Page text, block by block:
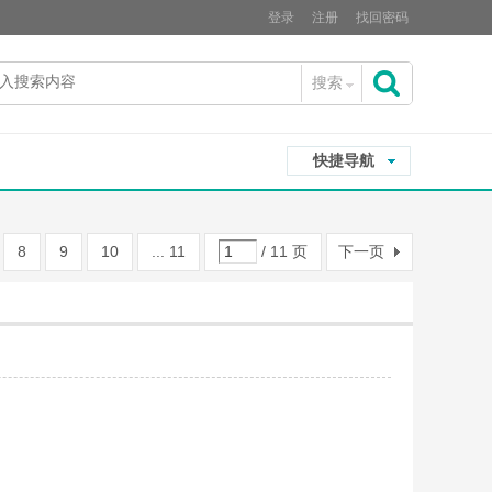
登录 注册 找回密码
搜索
快捷导航
8 9 10 ... 11 / 11 页 下一页